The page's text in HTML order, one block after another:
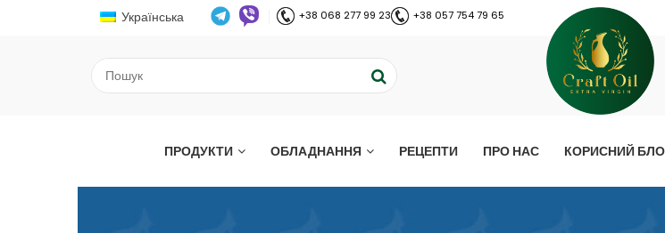
Українська +38 068 277 99 23 +38 057 754 79 65
ПРОДУКТИ ОБЛАДНАННЯ РЕЦЕПТИ ПРО НАС КОРИСНИЙ